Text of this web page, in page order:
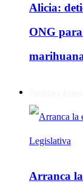
Alicia:
ONG
Arranca